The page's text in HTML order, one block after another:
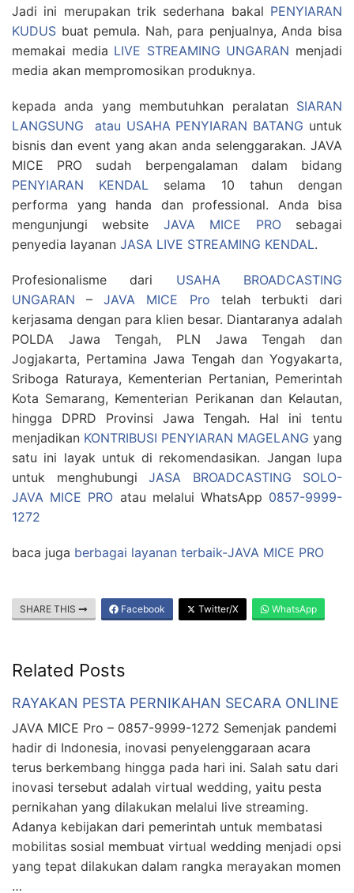
Jadi ini merupakan trik sederhana bakal PENYIARAN
KUDUS buat pemula. Nah, para penjualnya, Anda bisa
memakai media LIVE STREAMING UNGARAN menjadi
media akan mempromosikan produknya.
kepada anda yang membutuhkan peralatan SIARAN
LANGSUNG atau USAHA PENYIARAN BATANG untuk
bisnis dan event yang akan anda selenggarakan. JAVA
MICE PRO sudah berpengalaman dalam bidang
PENYIARAN KENDAL selama 10 tahun dengan
performa yang handa dan professional. Anda bisa
mengunjungi website JAVA MICE PROsebagai
penyedia layanan JASA LIVE STREAMING KENDAL.
Profesionalisme dari USAHA BROADCASTING
UNGARAN –JAVA MICE Pro telah terbukti dari
kerjasama dengan para klien besar. Diantaranya adalah
POLDA Jawa Tengah, PLN Jawa Tengah dan
Jogjakarta, Pertamina Jawa Tengah dan Yogyakarta,
Sriboga Raturaya, Kementerian Pertanian, Pemerintah
Kota Semarang, Kementerian Perikanan dan Kelautan,
hingga DPRD Provinsi Jawa Tengah. Hal ini tentu
menjadikan KONTRIBUSI PENYIARAN MAGELANG yang
satu ini layak untuk di rekomendasikan. Jangan lupa
untuk menghubungi JASA BROADCASTING SOLO-
JAVA MICE PRO atau melalui WhatsApp 0857-9999-
1272
baca juga berbagai layanan terbaik-JAVA MICE PRO
SHARE THIS Facebook Twitter/X WhatsApp
Related Posts
RAYAKAN PESTA PERNIKAHAN SECARA ONLINE
JAVA MICE Pro – 0857-9999-1272 Semenjak pandemi
hadir di Indonesia, inovasi penyelenggaraan acara
terus berkembang hingga pada hari ini. Salah satu dari
inovasi tersebut adalah virtual wedding, yaitu pesta
pernikahan yang dilakukan melalui live streaming.
Adanya kebijakan dari pemerintah untuk membatasi
mobilitas sosial membuat virtual wedding menjadi opsi
yang tepat dilakukan dalam rangka merayakan momen
…